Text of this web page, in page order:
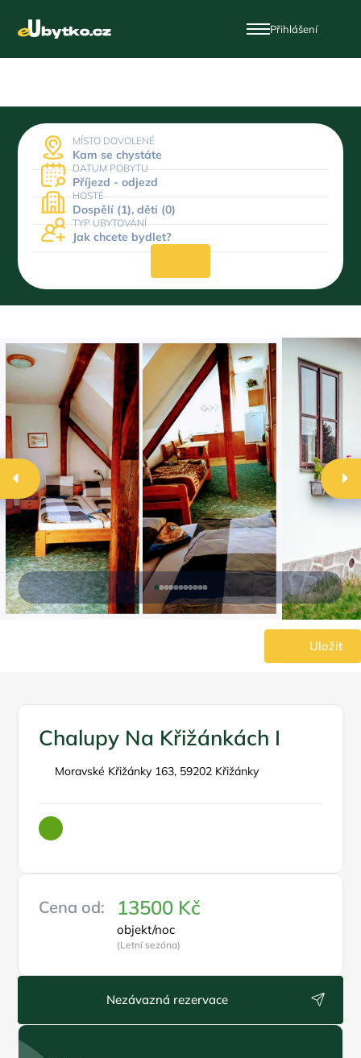
Přihlášení
MÍSTO DOVOLENÉ
Kam se chystáte
DATUM POBYTU
Příjezd - odjezd
HOSTÉ
Dospělí (1), děti (0)
TYP UBYTOVÁNÍ
Jak chcete bydlet?
Uložit
Chalupy Na Křižánkách I
Moravské Křižánky 163, 59202 Křižánky
Cena od: 13500 Kč
objekt/noc
(Letní sezóna)
Nezávazná rezervace